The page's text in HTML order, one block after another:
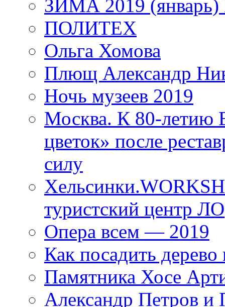
ЗИМА 2019 (январь)
ПОЛИТЕХ
Ольга Хомова
Плющ Александр
Ночь музеев 2019
Москва. К 80-
цветок» после
силу
туристский центр ЛО
Опера всем — 2019
Как посадить дерево
Памятника Хосе
Александр Петров и